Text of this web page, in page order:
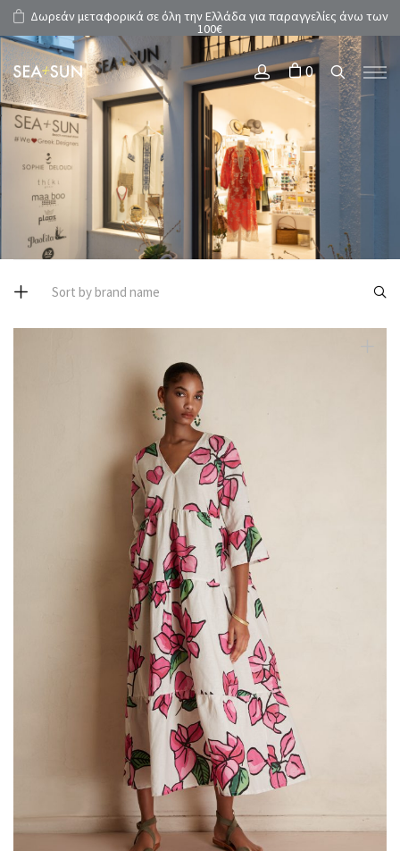
Δωρεάν μεταφορικά σε όλη την Ελλάδα για παραγγελίες άνω των
100€
0